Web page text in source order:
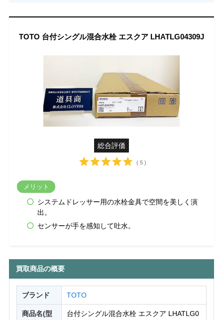
TOTO 台付シングル混合水栓 エスクア LHATLG04309J
総合評価
( 5 )
メリット
システムドレッサー用の水栓金具で空間を美しく演
出。
センサーが手を感知して吐水。
買取商品の概要
ブランド TOTO
商品名(型
台付シングル混合水栓 エスクア LHATLG0